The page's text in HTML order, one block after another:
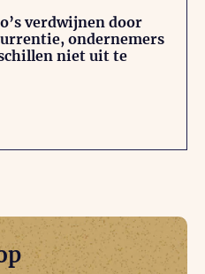
verdwijnen door
ondernemers
niet uit te